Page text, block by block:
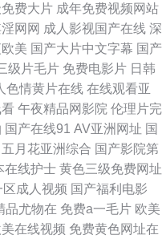
精自拍 欧美色图第一页 午夜成
音先锋亚洲电影18 久久精品国
美 欧美成人久久六月色三 性国
堂网址 日韩肏肏 大香蕉六十五
福利国产视频一区 91九色123
久五月天 日韩精品成人 91传媒
费大片 成年免费视频网站
网网 成人影视国产在线 深
美 国产大片中文字幕 国产
级片毛片 免费电影片 日韩
色情黄片在线 在线观看亚
午夜精品网影院 伦理片完
国产在线91 AV亚洲网址 国
五月花亚洲综合 国产影院第
在线护士 黄色三级免费网址
区成人视频 国产福利电影
品尤物在 免费a一毛片 欧美
在线视频 免费黄色网址在